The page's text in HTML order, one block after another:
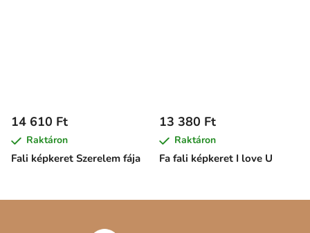
Fali képkeret Szerelem fája
14 610 Ft
Raktáron
Fa fali képkeret I love U
13 380 Ft
Raktáron